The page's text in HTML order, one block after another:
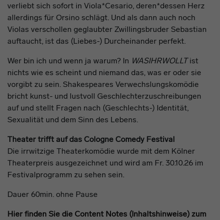
verliebt sich sofort in Viola*Cesario, deren*dessen Herz
allerdings für Orsino schlägt. Und als dann auch noch
Violas verschollen geglaubter Zwillingsbruder Sebastian
auftaucht, ist das (Liebes-) Durcheinander perfekt.
Wer bin ich und wenn ja warum? In WASIHRWOLLTist
nichts wie es scheint und niemand das, was er oder sie
vorgibt zu sein. Shakespeares Verwechslungskomödie
bricht kunst- und lustvoll Geschlechterzuschreibungen
auf und stellt Fragen nach (Geschlechts-) Identität,
Sexualität und dem Sinn des Lebens.
Theater trifft auf das Cologne Comedy Festival
Die irrwitzige Theaterkomödie wurde mit dem Kölner
Theaterpreis ausgezeichnet und wird am Fr. 30.10.26 im
Festivalprogramm zu sehen sein.
Dauer 60min. ohne Pause
Hier finden Sie die Content Notes (Inhaltshinweise) zum